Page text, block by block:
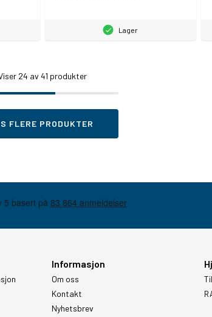
Lager
24 av 41 produkter
FLERE PRODUKTER
Informasjon
Om oss
Kontakt
Nyhetsbrev